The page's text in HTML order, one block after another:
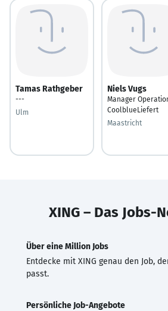
Tamas Rathgeber
---
Ulm
Niels Vugs
Manager
CoolblueLiefert
Maastricht
XING – Das Jobs-
Über eine Million Jobs
Entdecke mit XING genau den Job,
passt.
Persönliche Job-Angebote